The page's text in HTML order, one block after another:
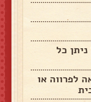
ניתן כל
לפרווה או